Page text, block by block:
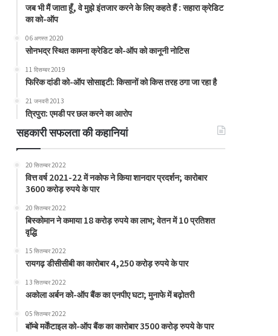
जब भी मैं जाता हूँ, वे मुझे इंतजार करने के लिए कहते हैं : सहारा क्रेडिट
का को-ऑप
06 अगस्त 2020
सोनभद्र स्थित कामना क्रेडिट को-ऑप को कानूनी नोटिस
11 दिसम्बर 2019
फिरिक दांडी को-ऑप सोसाइटी: किसानों को किस तरह ठगा जा रहा है
21 जनवरी 2013
त्रिपुरा: एमडी पर छल करने का आरोप
सहकारी सफलता की कहानियां
20 सितम्बर 2022
वित्त वर्ष 2021-22 में नकोफ ने किया शानदार प्रदर्शन; कारोबार
3600 करोड़ रुपये के पार
20 सितम्बर 2022
बिस्कोमान ने कमाया 18 करोड़ रुपये का लाभ; वेतन में 10 प्रतिशत
वृद्धि
15 सितम्बर 2022
रायगढ़ डीसीसीबी का कारोबार 4,250 करोड़ रुपये के पार
13 सितम्बर 2022
अकोला अर्बन को-ऑप बैंक का एनपीए घटा; मुनाफे में बढ़ोतरी
05 सितम्बर 2022
बॉम्बे मर्केंटाइल को-ऑप बैंक का कारोबार 3500 करोड़ रुपये के पार